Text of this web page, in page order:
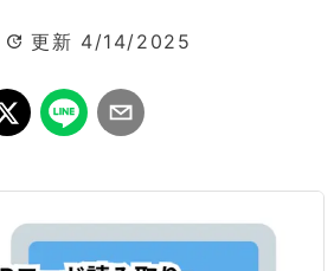
更新 4/14/2025